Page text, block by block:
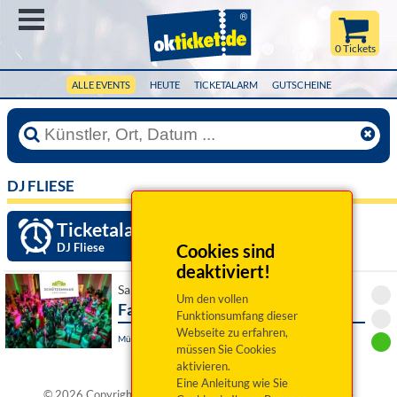
ALLE EVENTS HEUTE TICKETALARM GUTSCHEINE
0 Tickets
Cookies sind
deaktiviert!
Um den vollen
Funktionsumfang dieser
Webseite zu erfahren,
müssen Sie Cookies
aktivieren.
Eine Anleitung wie Sie
DJ FLIESE
Ticketalarm einrichten »
DJ Fliese
Sa 06. Februar 2027 20:00 Uhr
Faschingsparty 2027
Münchberg, Schützenhaus